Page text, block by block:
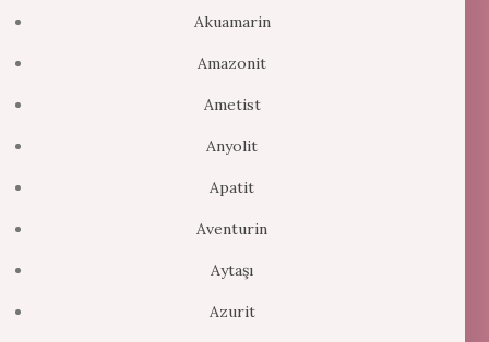
Akuamarin
Amazonit
Ametist
Anyolit
Apatit
Aventurin
Aytaşı
Azurit